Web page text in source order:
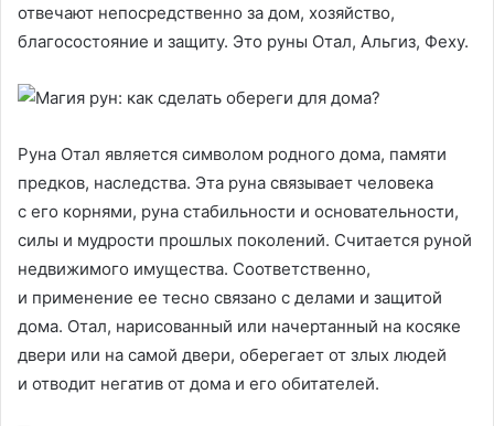
отвечают непосредственно за дом, хозяйство,
благосостояние и защиту. Это руны Отал, Альгиз, Феху.
Руна Отал является символом родного дома, памяти
предков, наследства. Эта руна связывает человека
с его корнями, руна стабильности и основательности,
силы и мудрости прошлых поколений. Считается руной
недвижимого имущества. Соответственно,
и применение ее тесно связано с делами и защитой
дома. Отал, нарисованный или начертанный на косяке
двери или на самой двери, оберегает от злых людей
и отводит негатив от дома и его обитателей.